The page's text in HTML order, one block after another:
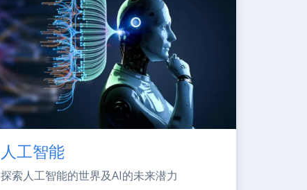
人工智能
探索人工智能的世界及AI的未来潜力